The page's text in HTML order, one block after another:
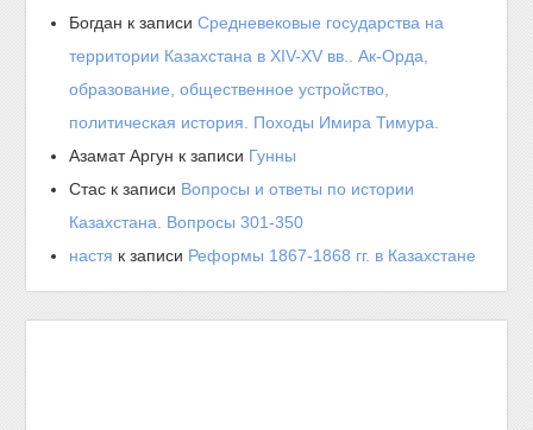
Богдан к записиСредневековые государства на
территории Казахстана в XIV-XV вв.. Ак-Орда,
образование, общественное устройство,
политическая история. Походы Имира Тимура.
Азамат Аргун к записи Гунны
Стас к записи Вопросы и ответы по истории
Казахстана. Вопросы 301-350
настя к записи Реформы 1867-1868 гг. в Казахстане